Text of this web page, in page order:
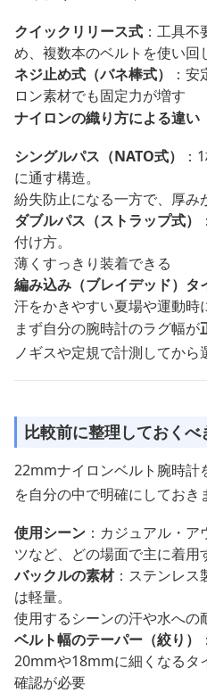
クイックリリース式 ：工具
め、複数本のベルトを使い回
ネジ止め式（バネ棒式）
：
ロン素材でも固定力が増す
ナイロンの織り方による違い
シングルパス（NATO式）
：
に通す構造。
紛失防止になる一方で、厚み
ダブルパス（ストラップ式）
付け方。
薄くすっきり装着できる
編み込み（ブレイデッド）タ
汗をかきやすい夏場や運動時
まず自分の腕時計のラグ幅が
ノギスや定規で計測してから
比較前に整理しておくべ
22mmナイロンベルト腕時計
を自分の中で明確にしておき
使用シーン ：カジュアル・
ツなど、どの場面で主に着用
バックルの素材：ステンレス
は軽量。
使用するシーンの汗や水への
ベルト幅のテーパー（絞り）
20mmや18mmに細くなるタ
確認が必要